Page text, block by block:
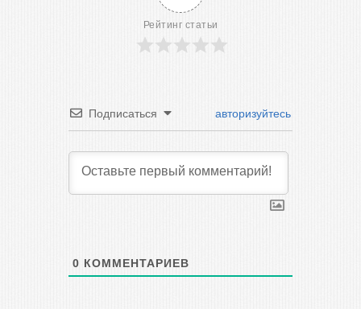
Рейтинг статьи
Подписаться авторизуйтесь
0 КОММЕНТАРИЕВ